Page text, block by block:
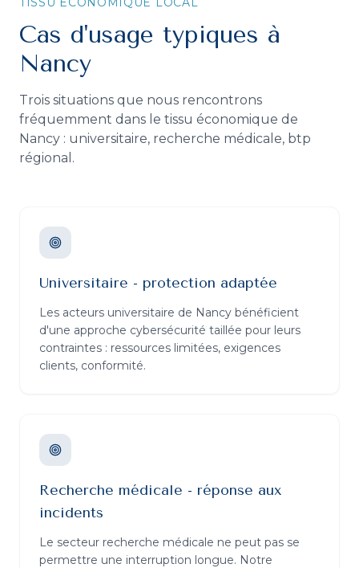
Cas d'usage typiques à
Nancy
Trois situations que nous rencontrons
fréquemment dans le tissu économique de
Nancy : universitaire, recherche médicale, btp
régional .
Universitaire - protection adaptée
Les acteurs universitaire de Nancy bénéficient
d'une approche cybersécurité taillée pour leurs
contraintes : ressources limitées, exigences
clients, conformité.
Recherche médicale - réponse aux
incidents
Le secteur recherche médicale ne peut pas se
permettre une interruption longue. Notre